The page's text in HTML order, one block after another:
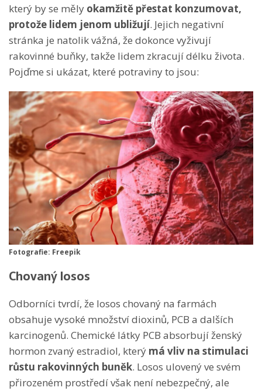
který by se měly okamžitě přestat konzumovat,
protože lidem jenom ubližují. Jejich negativní
stránka je natolik vážná, že dokonce vyživují
rakovinné buňky, takže lidem zkracují délku života.
Pojďme si ukázat, které potraviny to jsou:
Fotografie: Freepik
Chovaný losos
Odborníci tvrdí, že losos chovaný na farmách
obsahuje vysoké množství dioxinů, PCB a dalších
karcinogenů. Chemické látky PCB absorbují ženský
hormon zvaný estradiol, který má vliv na stimulaci
růstu rakovinných buněk. Losos ulovený ve svém
přirozeném prostředí však není nebezpečný, ale